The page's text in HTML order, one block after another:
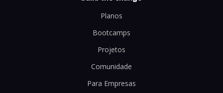
Planos
Bootcamps
Projetos
Comunidade
Para Empresas